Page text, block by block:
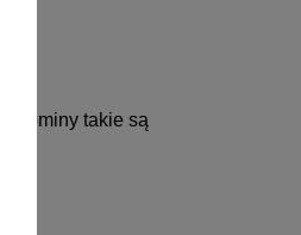
Kominy takie są